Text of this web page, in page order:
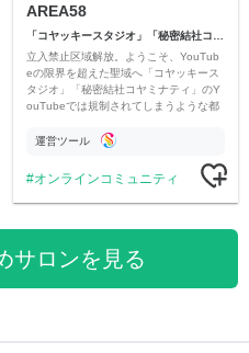
AREA58
立入禁止区域解放。ようこそ、YouTub
eの限界を超えた聖域へ「コヤッキース
タジオ」「秘密結社コヤミナティ」のY
ouTubeでは規制されてしまうような都
公開。
運営ツール
オンラインコミュニティ
サロンを見る